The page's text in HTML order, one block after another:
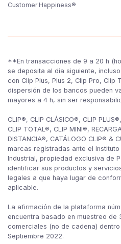
Customer Happiness®
**En transacciones de 9 a 20 h
se deposita al día siguiente,
con Clip Plus, Plus 2, Clip Pro, Clip
dispersión de los bancos pueden
mayores a 4 h, sin ser
CLIP®, CLIP CLÁSICO®, CLIP
CLIP TOTAL®, CLIP MINI®,
DISTANCIA®, CATÁLOGO CLIP® &
marcas registradas ante el
Industrial, propiedad exclusiva de
identificar sus productos y
legales a que haya lugar de
aplicable.
La afirmación de la plataforma
encuentra basado en muestreo de
comerciales (no de cadena)
Septiembre 2022.